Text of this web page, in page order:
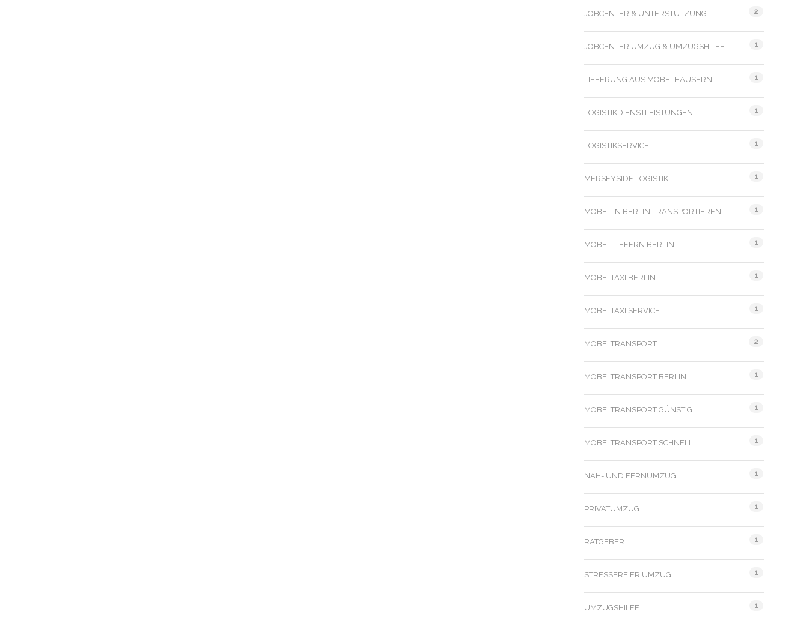
JOBCENTER & UNTERSTÜTZUNG 2
JOBCENTER UMZUG & UMZUGSHILFE 1
LIEFERUNG AUS MÖBELHÄUSERN 1
LOGISTIKDIENSTLEISTUNGEN 1
LOGISTIKSERVICE 1
MERSEYSIDE LOGISTIK 1
MÖBEL IN BERLIN TRANSPORTIEREN 1
MÖBEL LIEFERN BERLIN 1
MÖBELTAXI BERLIN 1
MÖBELTAXI SERVICE 1
MÖBELTRANSPORT 2
MÖBELTRANSPORT BERLIN 1
MÖBELTRANSPORT GÜNSTIG 1
MÖBELTRANSPORT SCHNELL 1
NAH- UND FERNUMZUG 1
PRIVATUMZUG 1
RATGEBER 1
STRESSFREIER UMZUG 1
UMZUGSHILFE 1